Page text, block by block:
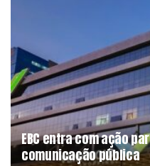
EBC entra com ação
comunicação pública